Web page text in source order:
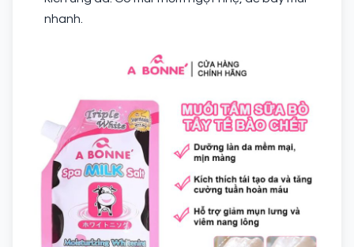
nhanh.